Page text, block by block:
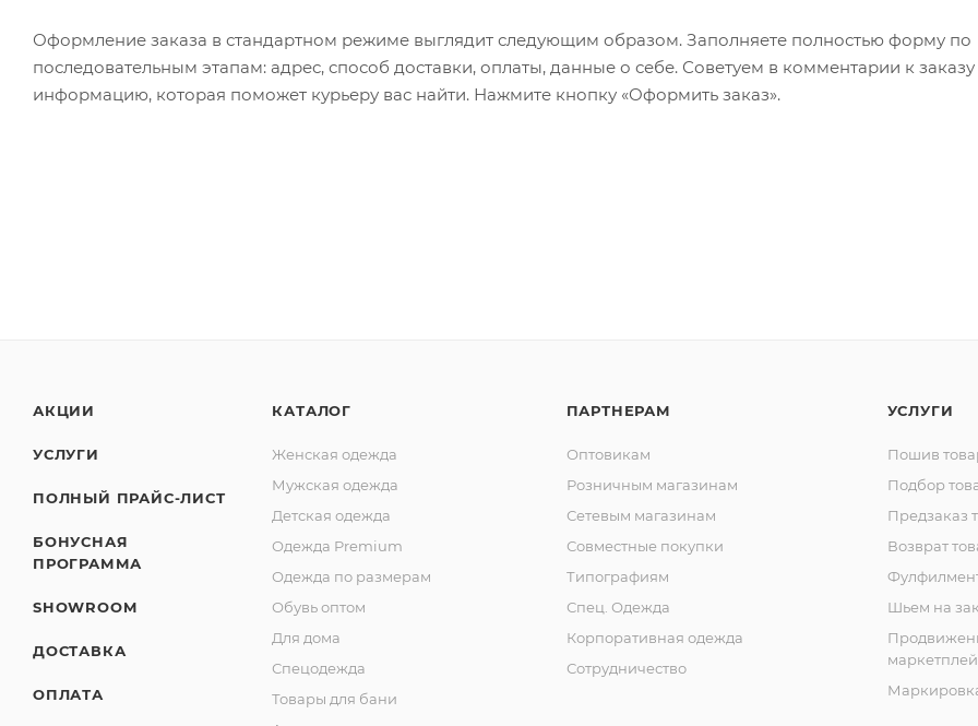
Оформление заказа в стандартном режиме выглядит следующим образом. Заполняете полностью форму по
последовательным этапам: адрес, способ доставки, оплаты, данные о себе. Советуем в комментарии к заказу
информацию, которая поможет курьеру вас найти. Нажмите кнопку «Оформить заказ».
АКЦИИ
УСЛУГИ
ПОЛНЫЙ ПРАЙС-ЛИСТ
БОНУСНАЯ
ПРОГРАММА
SHOWROOM
ДОСТАВКА
ОПЛАТА
КАТАЛОГ
Женская одежда
Мужская одежда
Детская одежда
Одежда Premium
Одежда по размерам
Обувь оптом
Для дома
Спецодежда
Товары для бани
ПАРТНЕРАМ
Оптовикам
Розничным магазинам
Сетевым магазинам
Совместные покупки
Типографиям
Спец. Одежда
Корпоративная одежда
Сотрудничество
УСЛУГИ
Пошив
Подбор
Предзаказ
Возврат
Шьем на